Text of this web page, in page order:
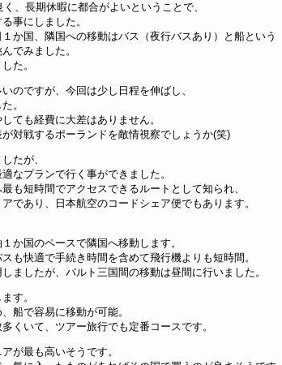
、長期休暇に都合がよいということで、
事にしました。
か国、隣国への移動はバス（夜行バスあり）と船という
でみました。
た。
のですが、今回は少し日程を伸ばし、
。
ても経費に大差はありません。
対戦するポーランドを敵情視察でしょうか(笑)
たが、
なプランで行く事ができました。
も短時間でアクセスできるルートとして知られ、
であり、日本航空のコードシェア便でもあります。
か国のペースで隣国へ移動します。
も快適で手続き時間を含めて飛行機よりも短時間。
ましたが、バルト三国間の移動は昼間に行いました。
す。
船で容易に移動が可能。
くいて、ツアー旅行でも定番コースです。
が最も高いそうです。